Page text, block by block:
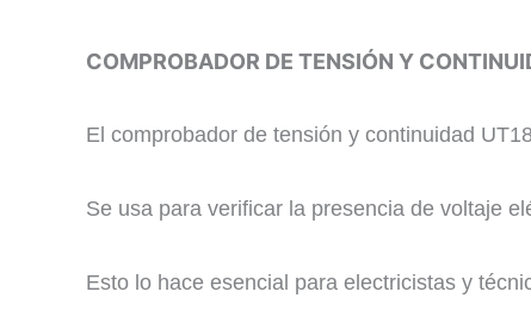
COMPROBADOR DE TENSIÓN Y
​El comprobador de tensión y continuidad
Se usa para verificar la presencia de voltaje
Esto lo hace esencial para electricistas y